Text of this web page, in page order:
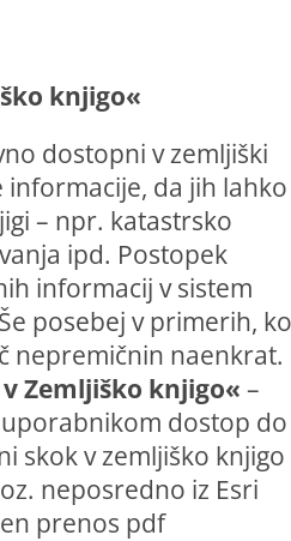
knjigo«
dostopni v zemljiški
da jih lahko
– npr. katastrsko
ipd. Postopek
informacij v sistem
posebej v primerih, ko
nepremičnin naenkrat.
Zemljiško knjigo« –
dostop do
skok v zemljiško knjigo
neposredno iz Esri
prenos pdf